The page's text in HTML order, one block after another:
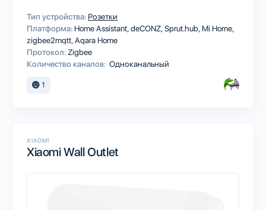
Тип устройства: Розетки
Платформа: Home AssistantdeCONZSprut.hub Mi Home
zigbee2mqttAqara Home
Протокол: Zigbee
Количество каналов: Одноканальный
1
XIAOMI
Xiaomi Wall Outlet